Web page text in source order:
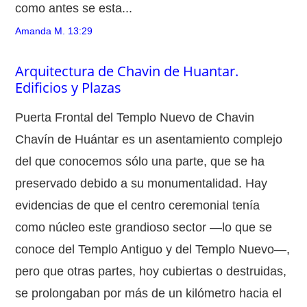
como antes se esta...
Amanda M. 13:29
Arquitectura de Chavin de Huantar.
Edificios y Plazas
Puerta Frontal del Templo Nuevo de Chavin
Chavín de Huántar es un asentamiento complejo
del que conocemos sólo una parte, que se ha
preservado debido a su monumentalidad. Hay
evidencias de que el centro ceremonial tenía
como núcleo este grandioso sector —lo que se
conoce del Templo Antiguo y del Templo Nuevo—,
pero que otras partes, hoy cubiertas o destruidas,
se prolongaban por más de un kilómetro hacia el